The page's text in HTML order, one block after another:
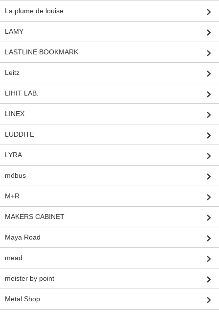
La plume de louise
LAMY
LASTLINE BOOKMARK
Leitz
LIHIT LAB.
LINEX
LUDDITE
LYRA
möbus
M+R
MAKERS CABINET
Maya Road
mead
meister by point
Metal Shop